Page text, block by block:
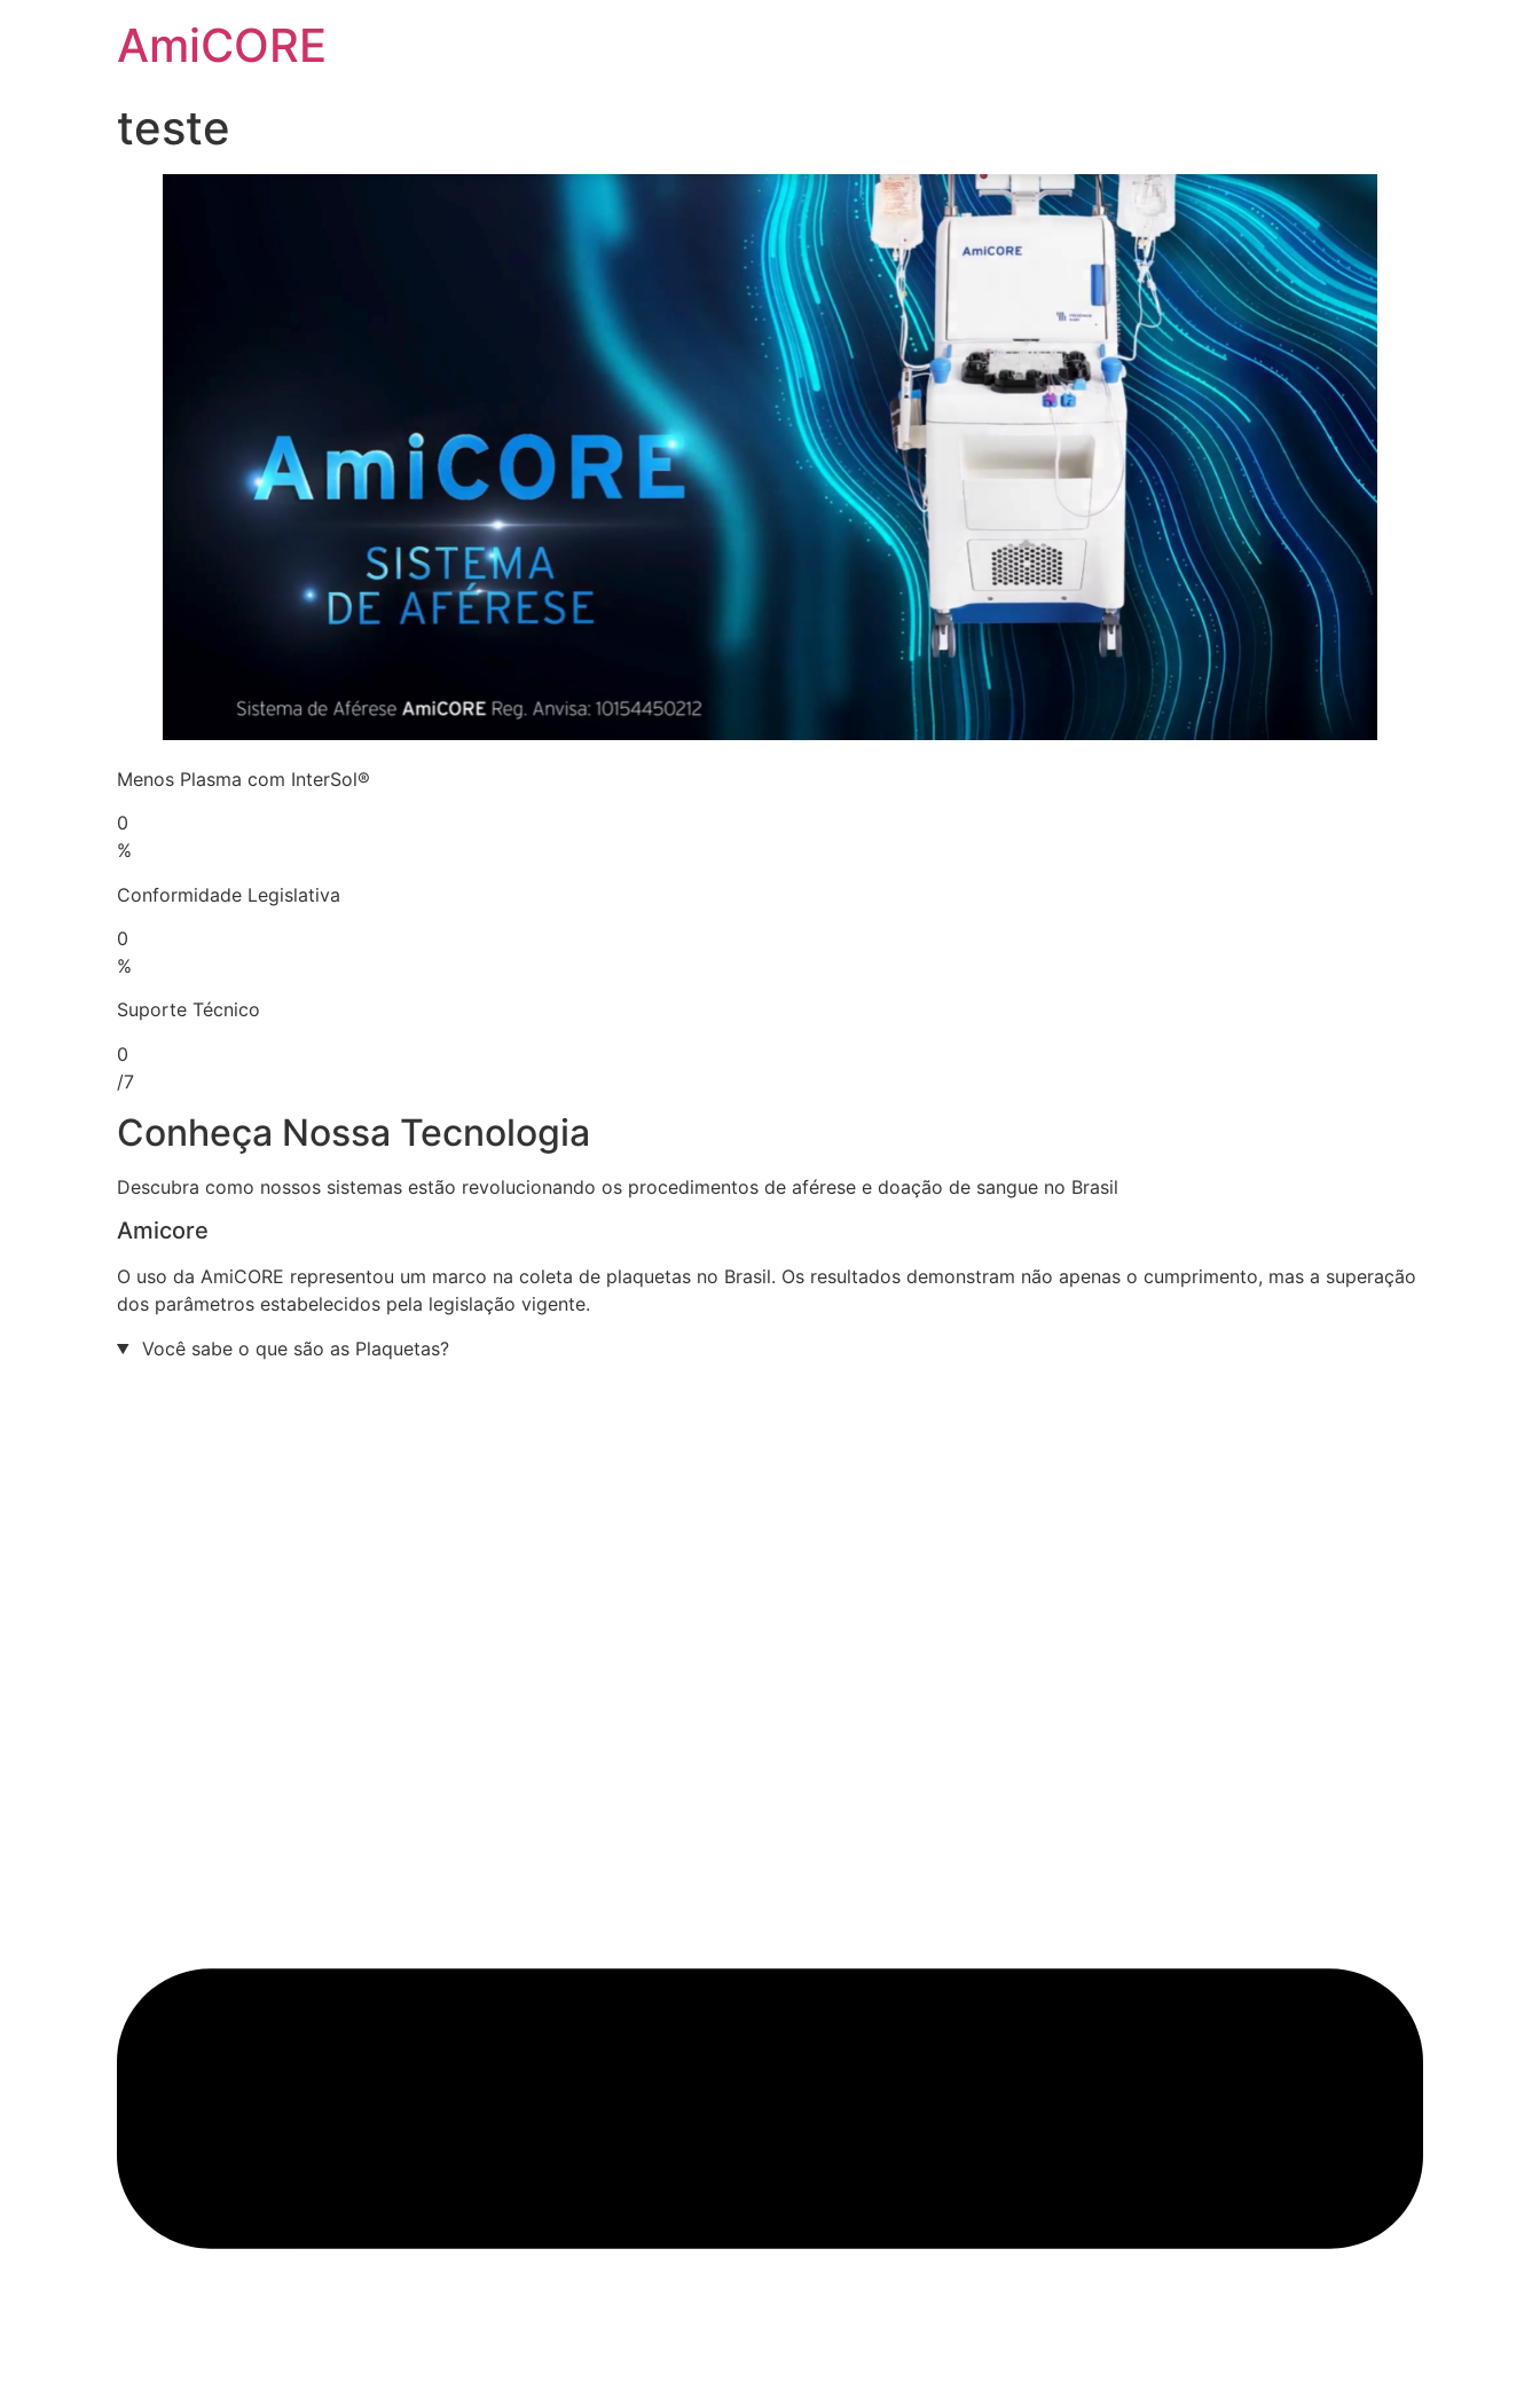
AmiCORE
teste
Menos Plasma com InterSol®
0
%
Conformidade Legislativa
0
%
Suporte Técnico
0
/7
Conheça Nossa Tecnologia
Descubra como nossos sistemas estão revolucionando os procedimentos de aférese e doação de sangue no Brasil
Amicore
O uso da AmiCORE representou um marco na coleta de plaquetas no Brasil. Os resultados demonstram não apenas o cumprimento, mas a superação
dos parâmetros estabelecidos pela legislação vigente.
Você sabe o que são as Plaquetas?